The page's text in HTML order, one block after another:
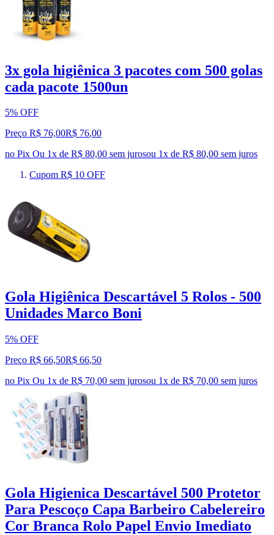
3x gola higiênica 3 pacotes com 500 golas
cada pacote 1500un
5% OFF
Preço R$ 76,00R$ 76,00
no Pix Ou 1x de R$ 80,00 sem jurosou 1x de R$ 80,00 sem juros
Cupom R$ 10 OFF
Gola Higiênica Descartável 5 Rolos - 500
Unidades Marco Boni
5% OFF
Preço R$ 66,50R$ 66,50
no Pix Ou 1x de R$ 70,00 sem jurosou 1x de R$ 70,00 sem juros
Gola Higienica Descartável 500 Protetor
Para Pescoço Capa Barbeiro Cabelereiro
Cor Branca Rolo Papel Envio Imediato